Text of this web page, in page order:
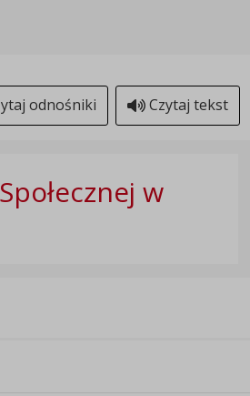
paragrafami
domyślne
odnośniki Czytaj tekst
w